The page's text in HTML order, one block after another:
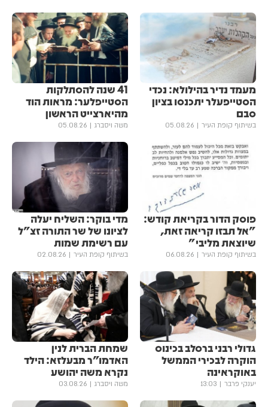
מעמד נדיר בהילולא: נכדי
הסטייפעלר יתכנסו בציון
סבם
בשיתוף קופת העיר 05.08.26
41 שנה להסתלקות
הסטייפלער: מראות הוד
מהיארצייט הראשון
משה ויסברג 05.08.26
פוסק הדור בקריאת קודש:
"אל תבזו קריאה זאת,
שיוצאת מליבי"
בשיתוף קופת העיר 06.08.26
מדי בוקר: השליח יעלה
לציונו של שר התורה זצ"ל
עם רשימת שמות
בשיתוף קופת העיר 02.08.26
גדולי רבני ברסלב בכינוס
הוקרה לבכירי הממשל
באוקראינה
יענקי פרבר 13:03
שמחת הברית לנין
האדמו"ר מבעלזא: הילד
נקרא משה יהושע
משה ויסברג 03.08.26